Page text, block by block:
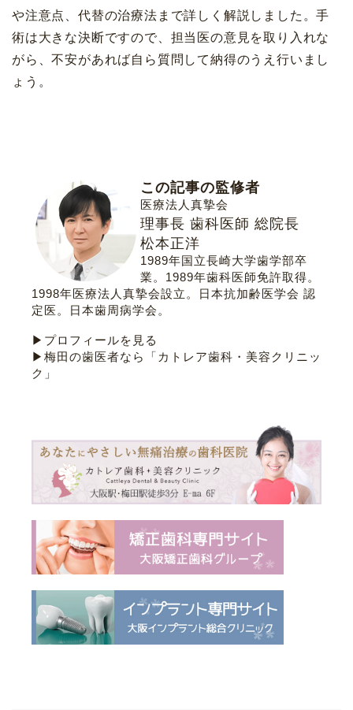
や注意点、代替の治療法まで詳しく解説しました。手
術は大きな決断ですので、担当医の意見を取り入れな
がら、不安があれば自ら質問して納得のうえ行いまし
ょう。
この記事の監修者
医療法人真摯会
理事長 歯科医師 総院長
松本正洋
1989年国立長崎大学歯学部卒
業。1989年歯科医師免許取得。
1998年医療法人真摯会設立。
日本抗加齢医学会 認
定医 。 日本歯周病学会 。
▶プロフィールを見る
▶梅田の歯医者なら「カトレア歯科・美容クリニッ
ク」